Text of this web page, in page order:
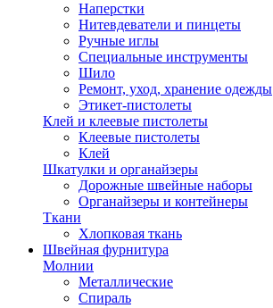
Наперстки
Нитевдеватели и пинцеты
Ручные иглы
Специальные инструменты
Шило
Ремонт, уход, хранение одежды
Этикет-пистолеты
Клей и клеевые пистолеты
Клеевые пистолеты
Клей
Шкатулки и органайзеры
Дорожные швейные наборы
Органайзеры и контейнеры
Ткани
Хлопковая ткань
Швейная фурнитура
Молнии
Металлические
Спираль